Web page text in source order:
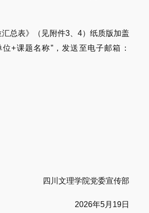
总表》（见附件3、4）纸质版加盖
+课题名称”，发送至电子邮箱：
四川文理学院党委宣传部
2026年5月19日